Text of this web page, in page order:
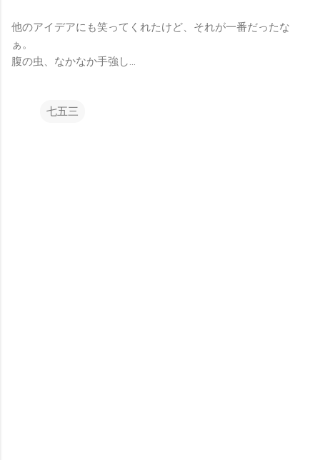
他のアイデアにも笑ってくれたけど、それが一番だったな
ぁ。
腹の虫、なかなか手強し…
七五三